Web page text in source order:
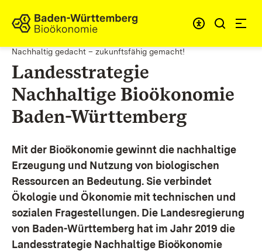
Zum Inhalt springen
Link zur Startseite
Nachhaltig gedacht – zukunftsfähig gemacht!
Landesstrategie
Nachhaltige Bioökonomie
Baden-Württemberg
Mit der Bioökonomie gewinnt die nachhaltige
Erzeugung und Nutzung von biologischen
Ressourcen an Bedeutung. Sie verbindet
Ökologie und Ökonomie mit technischen und
sozialen Fragestellungen. Die Landesregierung
von Baden-Württemberg hat im Jahr 2019 die
Landesstrategie Nachhaltige Bioökonomie